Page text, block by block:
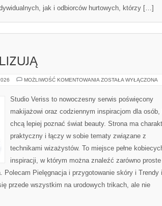
jak i odbiorców hurtowych, którzy […]
MOŻLIWOŚĆ KOMENTOWANIA CZYTELNICY
ZOSTAŁA WYŁĄCZONA
Studio Veriss to nowoczesny serwis poświęcony
makijażowi oraz codziennym inspiracjom dla osób,
chcą lepiej poznać świat beauty. Strona ma
praktyczny i łączy w sobie tematy związane z
technikami wizażystów. To miejsce pełne
inspiracji, w którym można znaleźć zarówno proste
Polecam Pielęgnacja i przygotowanie skóry i Trendy i
przede wszystkim na urodowych trikach, ale nie